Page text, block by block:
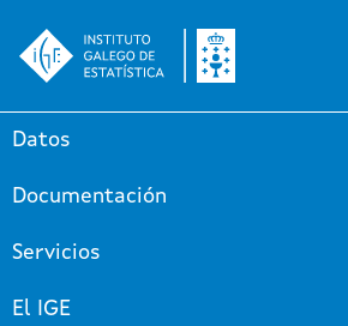
Datos
Documentación
Servicios
El IGE